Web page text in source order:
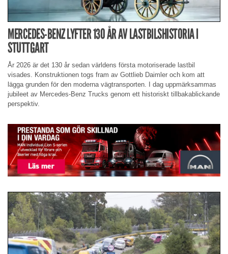
MERCEDES-BENZ LYFTER 130 ÅR AV LASTBILSHISTORIA I
STUTTGART
År 2026 är det 130 år sedan världens första motoriserade lastbil
visades. Konstruktionen togs fram av Gottlieb Daimler och kom att
lägga grunden för den moderna vägtransporten. I dag uppmärksammas
jubileet av Mercedes-Benz Trucks genom ett historiskt tillbakablickande
perspektiv.